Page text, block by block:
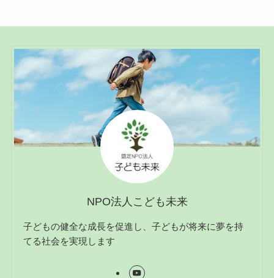
NPO法人こども未来
子どもの健全な成長を促進し、子どもが将来に夢を持
てる社会を実現します